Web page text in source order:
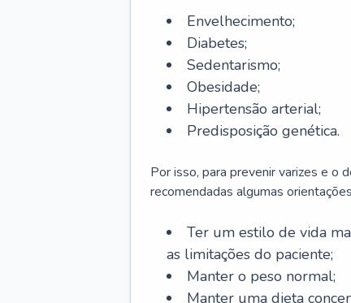
Envelhecimento;
Diabetes;
Sedentarismo;
Obesidade;
Hipertensão arterial;
Predisposição genética.
Por isso, para prevenir varizes e o
recomendadas algumas
Ter um estilo de vida
as limitações do paciente;
Manter o peso normal;
Manter uma dieta